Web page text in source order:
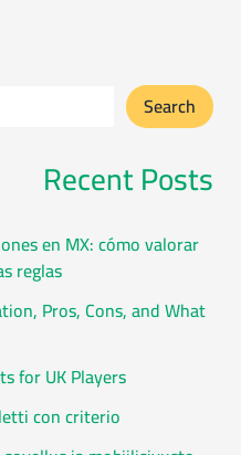
Search
Recent Posts
en MX: cómo valorar
reglas
Pros, Cons, and What
for UK Players
con criterio